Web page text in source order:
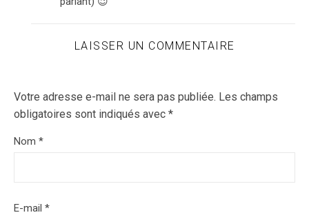
LAISSER UN COMMENTAIRE
Votre adresse e-mail ne sera pas publiée. Les champs
obligatoires sont indiqués avec *
Nom *
E-mail *